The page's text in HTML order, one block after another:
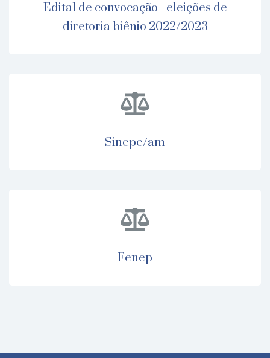
edital de convocação - eleições de
diretoria biênio 2022/2023
sinepe/am
fenep